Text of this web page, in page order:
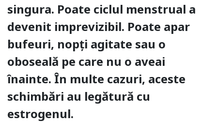
singura. Poate ciclul menstrual a
devenit imprevizibil. Poate apar
bufeuri, nopți agitate sau o
oboseală pe care nu o aveai
înainte. În multe cazuri, aceste
schimbări au legătură cu
estrogenul.